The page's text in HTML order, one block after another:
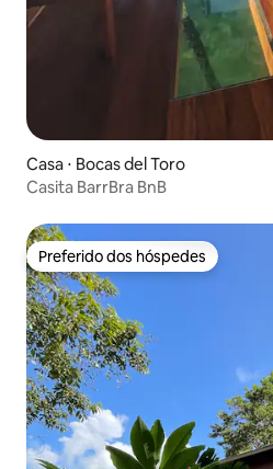
Casa ⋅ Bocas del Toro
Casita BarrBra BnB
Preferido dos hóspedes
Preferido dos hóspedes